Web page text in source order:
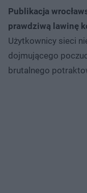
Publikacja
prawdziwą lawinę
Użytkownicy sieci
dojmującego
brutalnego